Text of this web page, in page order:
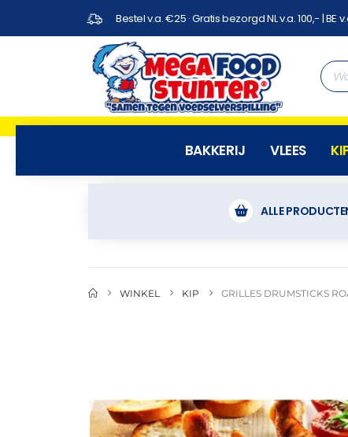
Bestel v.a. €25 · Gratis bezorgd NL v.a. 100,- | BE
BAKKERIJ VLEES
ALLE
WINKEL KIP GRILLES DRUMSTICKS